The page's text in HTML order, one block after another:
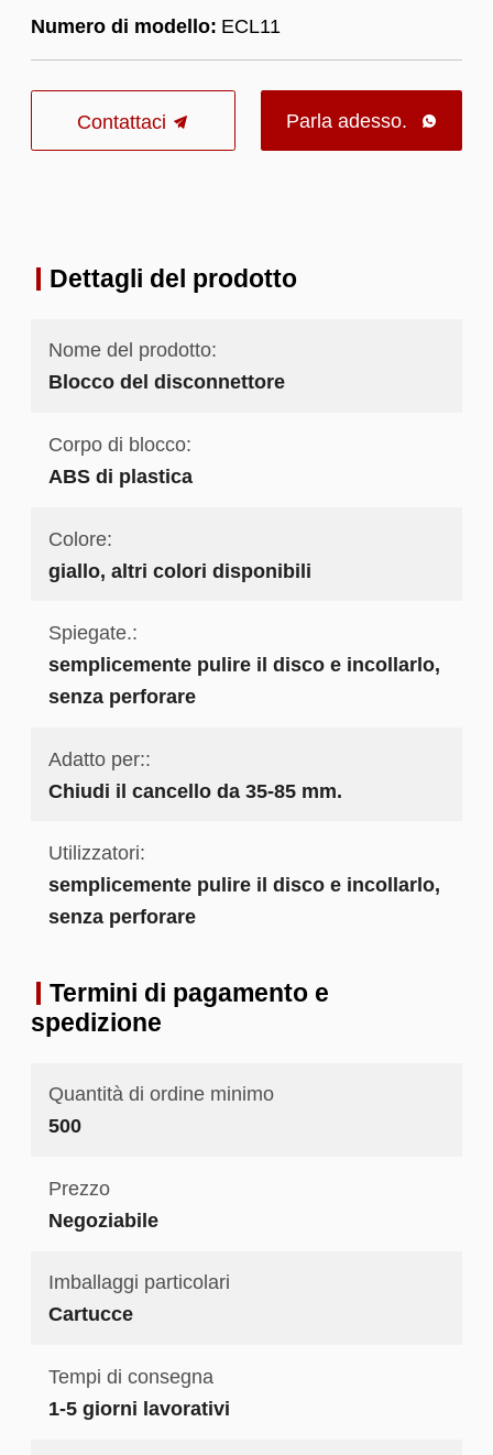
Numero di modello: ECL11
Contattaci Parla adesso. 
Dettagli del prodotto
Nome del prodotto:
Blocco del disconnettore
Corpo di blocco:
ABS di plastica
Colore:
giallo, altri colori disponibili
Spiegate.:
semplicemente pulire il disco e incollarlo,
senza perforare
Adatto per::
Chiudi il cancello da 35-85 mm.
Utilizzatori:
semplicemente pulire il disco e incollarlo,
senza perforare
Termini di pagamento e
spedizione
Quantità di ordine minimo
500
Prezzo
Negoziabile
Imballaggi particolari
Cartucce
Tempi di consegna
1-5 giorni lavorativi